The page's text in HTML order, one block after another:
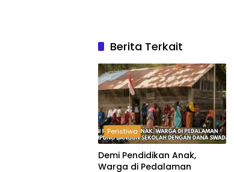
Berita Terkait
Peristiwa
Demi Pendidikan Anak,
Warga di Pedalaman